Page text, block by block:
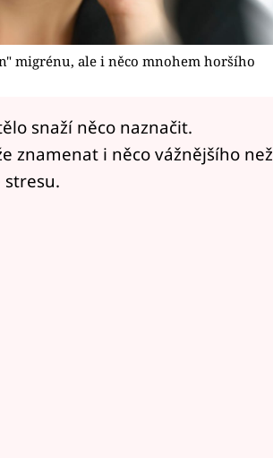
migrénu, ale i něco mnohem horšího
snaží něco naznačit.
znamenat i něco vážnějšího než
stresu.